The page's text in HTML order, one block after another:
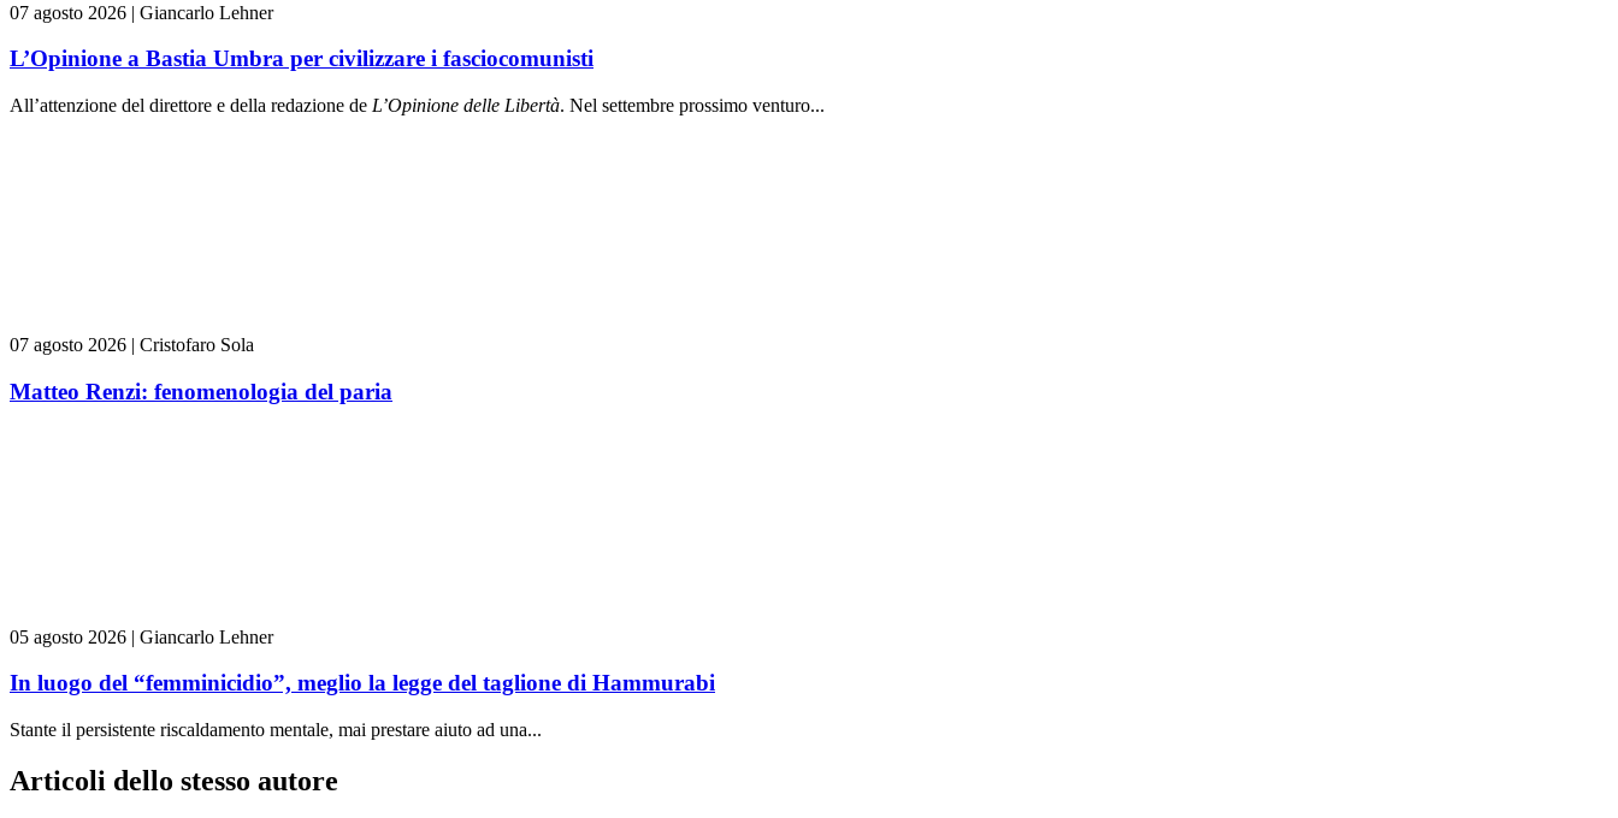
07 agosto 2026 | Giancarlo Lehner
L’Opinione a Bastia Umbra per civilizzare i fasciocomunisti
All’attenzione del direttore e della redazione de L’Opinione delle Libertà. Nel settembre prossimo venturo...
07 agosto 2026 | Cristofaro Sola
Matteo Renzi: fenomenologia del paria
05 agosto 2026 | Giancarlo Lehner
In luogo del “femminicidio”, meglio la legge del taglione di Hammurabi
Stante il persistente riscaldamento mentale, mai prestare aiuto ad una...
Articoli dello stesso autore